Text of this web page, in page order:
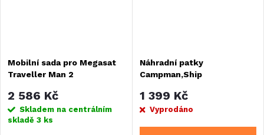
Mobilní sada pro Megasat
Traveller Man 2
2 586 Kč
Skladem na centrálním
skladě 3 ks
Náhradní patky
Campman,Ship
1 399 Kč
Vyprodáno